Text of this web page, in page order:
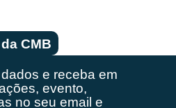
CMB
e receba em
evento,
no seu email e